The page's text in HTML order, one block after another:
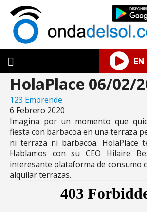
EN
HolaPlace 06/02/
123 Emprende
6 Febrero 2020
Imagina por un momento que
fiesta con barbacoa en una terraza
ni terraza ni barbacoa. HolaPlace
Hablamos con su CEO Hilaire
interesante plataforma de consumo
alquilar terrazas.